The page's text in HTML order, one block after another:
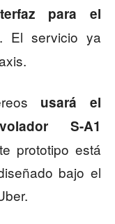
para el
. El servicio ya
usará el
S-A1
prototipo está
bajo el